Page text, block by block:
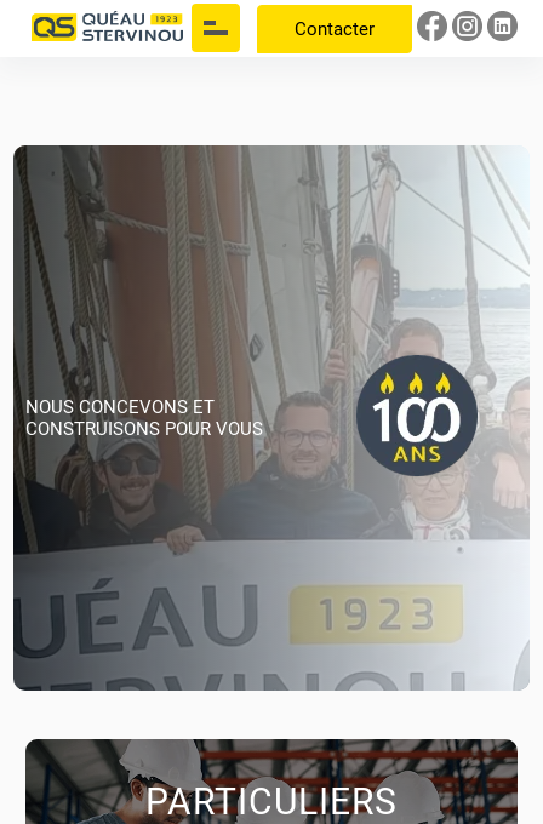
Contacter
NOUS CONCEVONS ET
CONSTRUISONS POUR VOUS
PARTICULIERS
Panneau de gestion des cookies